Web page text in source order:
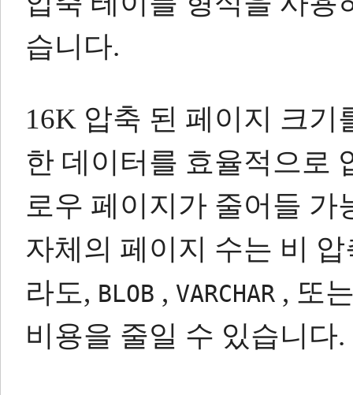
습니다.
16K 압축 된 페이지 크
한 데이터를 효율적으로
로우 페이지가 줄어들 가
자체의 페이지 수는 비
라도, BLOB , VARCHAR , 또
비용을 줄일 수 있습니다.